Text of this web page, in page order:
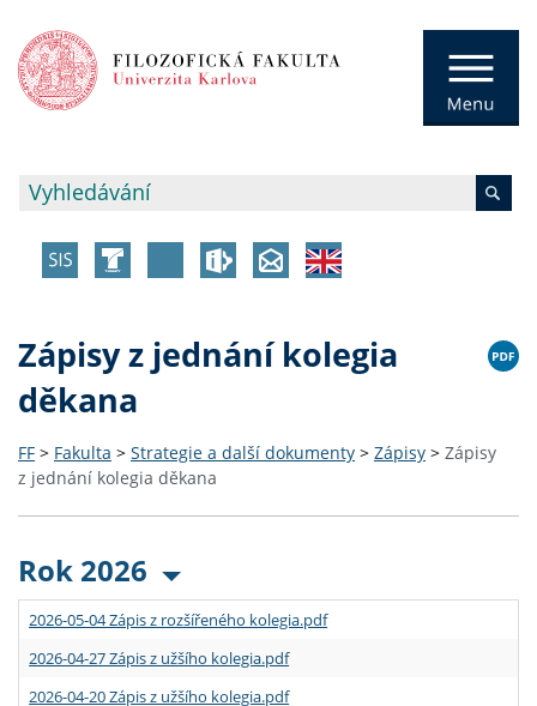
Zápisy z jednání kolegia
děkana
FF > Fakulta > Strategie a další dokumenty > Zápisy > Zápisy
z jednání kolegia děkana
Rok 2026
2026-05-04 Zápis z rozšířeného kolegia.pdf
2026-04-27 Zápis z užšího kolegia.pdf
2026-04-20 Zápis z užšího kolegia.pdf